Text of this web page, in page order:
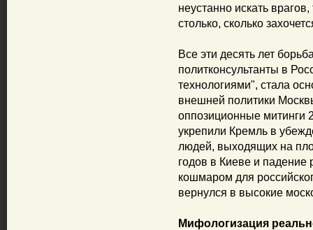
неустанно искать
столько, сколько
Все эти десять лет
политконсультанты в
технологиями", стала
внешней политики
оппозиционные митинги
укрепили Кремль в
людей, выходящих на
годов в Киеве и
кошмаром для
вернулся в высокие
Мифологизация